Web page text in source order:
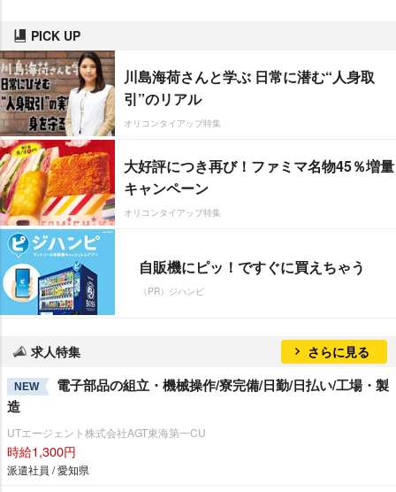
PICK UP
川島海荷さんと学ぶ 日常に潜む“人身取
引”のリアル
オリコンタイアップ特集
大好評につき再び！ファミマ名物45％増量
キャンペーン
オリコンタイアップ特集
自販機にピッ！ですぐに買えちゃう
（PR）ジハンピ
求人特集 さらに見る
NEW
電子部品の組立・機械操作/寮完備/日勤/日払い/工場・製
造
UTエージェント株式会社AGT東海第一CU
時給1,300円
派遣社員 / 愛知県